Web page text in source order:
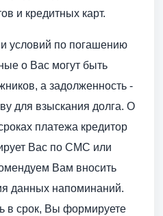
и кредитных карт.
условий по погашению
о Вас могут быть
а задолженность -
для взыскания долга. О
платежа кредитор
Вас по СМС или
Вам вносить
данных напоминаний.
в срок, Вы формируете